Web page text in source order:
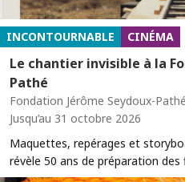
INCONTOURNABLE CINÉMA
Le chantier invisible à la
Pathé
Fondation Jérôme Seydoux-Pathé
Jusqu’au 31 octobre 2026
Maquettes, repérages et
révèle 50 ans de préparation des